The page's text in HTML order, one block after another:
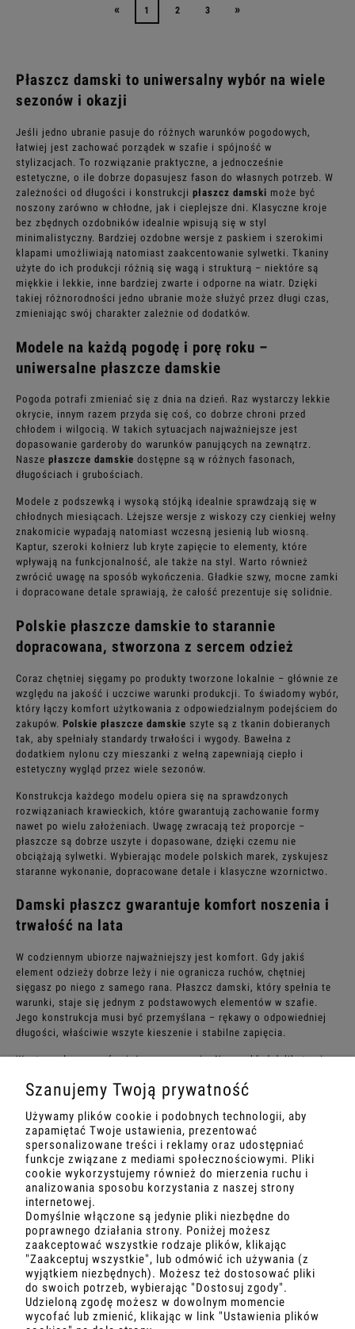
« 1 2 3 »
Płaszcz damski to uniwersalny wybór na wiele
sezonów i okazji
Jeśli jedno ubranie pasuje do różnych warunków pogodowych,
łatwiej jest zachować porządek w szafie i spójność w
stylizacjach. To rozwiązanie praktyczne, a jednocześnie
estetyczne, o ile dobrze dopasujesz fason do własnych potrzeb. W
zależności od długości i konstrukcji płaszcz damski może być
noszony zarówno w chłodne, jak i cieplejsze dni. Klasyczne kroje
bez zbędnych ozdobników idealnie wpisują się w styl
minimalistyczny. Bardziej ozdobne wersje z paskiem i szerokimi
klapami umożliwiają natomiast zaakcentowanie sylwetki. Tkaniny
użyte do ich produkcji różnią się wagą i strukturą – niektóre są
miękkie i lekkie, inne bardziej zwarte i odporne na wiatr. Dzięki
takiej różnorodności jedno ubranie może służyć przez długi czas,
zmieniając swój charakter zależnie od dodatków.
Modele na każdą pogodę i porę roku –
uniwersalne płaszcze damskie
Pogoda potrafi zmieniać się z dnia na dzień. Raz wystarczy lekkie
okrycie, innym razem przyda się coś, co dobrze chroni przed
chłodem i wilgocią. W takich sytuacjach najważniejsze jest
dopasowanie garderoby do warunków panujących na zewnątrz.
Nasze płaszcze damskie dostępne są w różnych fasonach,
długościach i grubościach.
Modele z podszewką i wysoką stójką idealnie sprawdzają się w
chłodnych miesiącach. Lżejsze wersje z wiskozy czy cienkiej wełny
znakomicie wypadają natomiast wczesną jesienią lub wiosną.
Kaptur, szeroki kołnierz lub kryte zapięcie to elementy, które
wpływają na funkcjonalność, ale także na styl. Warto również
zwrócić uwagę na sposób wykończenia. Gładkie szwy, mocne zamki
i dopracowane detale sprawiają, że całość prezentuje się solidnie.
Polskie płaszcze damskie to starannie
dopracowana, stworzona z sercem odzież
Coraz chętniej sięgamy po produkty tworzone lokalnie – głównie ze
względu na jakość i uczciwe warunki produkcji. To świadomy wybór,
który łączy komfort użytkowania z odpowiedzialnym podejściem do
zakupów. Polskie płaszcze damskie szyte są z tkanin dobieranych
tak, aby spełniały standardy trwałości i wygody. Bawełna z
dodatkiem nylonu czy mieszanki z wełną zapewniają ciepło i
estetyczny wygląd przez wiele sezonów.
Konstrukcja każdego modelu opiera się na sprawdzonych
rozwiązaniach krawieckich, które gwarantują zachowanie formy
nawet po wielu założeniach. Uwagę zwracają też proporcje –
płaszcze są dobrze uszyte i dopasowane, dzięki czemu nie
obciążają sylwetki. Wybierając modele polskich marek, zyskujesz
staranne wykonanie, dopracowane detale i klasyczne wzornictwo.
Damski płaszcz gwarantuje komfort noszenia i
trwałość na lata
W codziennym ubiorze najważniejszy jest komfort. Gdy jakiś
element odzieży dobrze leży i nie ogranicza ruchów, chętniej
sięgasz po niego z samego rana. Płaszcz damski, który spełnia te
warunki, staje się jednym z podstawowych elementów w szafie.
Jego konstrukcja musi być przemyślana – rękawy o odpowiedniej
długości, właściwie wszyte kieszenie i stabilne zapięcia.
Wnętrze płaszcza również ma znaczenie. Na przykład delikatna i
także zabezpiecza przed chłodem. Na uwagę zasługuje także
większa szansa, że ubranie zachowa swój wygląd przez kilka
sezonów. Zależy Ci na okryciu, które będzie funkcjonalne i dobrze
zaprojektowane? Przemyślany krój i trwałe tkaniny to podstawa
wygodnego noszenia. Sprawdź nasze modne propozycje i znajdź
płaszcz dopasowany do Twojego stylu życia już teraz!
MOJE KONTO
O NAS
Szanujemy Twoją prywatność
Używamy plików cookie i podobnych technologii, aby
zapamiętać Twoje ustawienia, prezentować
spersonalizowane treści i reklamy oraz udostępniać
funkcje związane z mediami społecznościowymi. Pliki
cookie wykorzystujemy również do mierzenia ruchu i
analizowania sposobu korzystania z naszej strony
internetowej.
Domyślnie włączone są jedynie pliki niezbędne do
poprawnego działania strony. Poniżej możesz
zaakceptować wszystkie rodzaje plików, klikając
"Zaakceptuj wszystkie", lub odmówić ich używania (z
wyjątkiem niezbędnych). Możesz też dostosować pliki
do swoich potrzeb, wybierając "Dostosuj zgody".
Udzieloną zgodę możesz w dowolnym momencie
wycofać lub zmienić, klikając w link "Ustawienia plików